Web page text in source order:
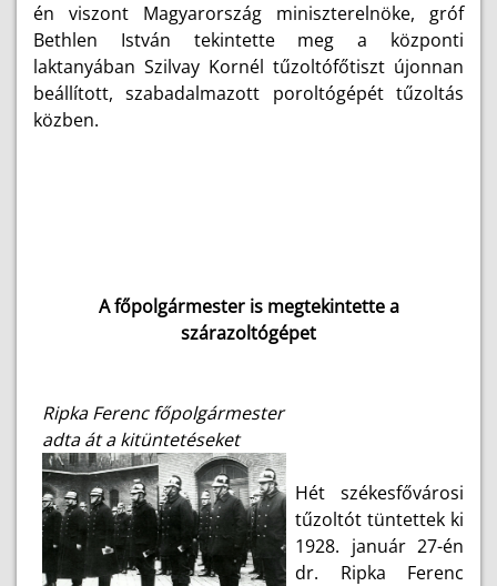
én viszont Magyarország miniszterelnöke, gróf
Bethlen István tekintette meg a központi
laktanyában Szilvay Kornél tűzoltófőtiszt újonnan
beállított, szabadalmazott poroltógépét tűzoltás
közben.
A főpolgármester is megtekintette a
szárazoltógépet
Ripka Ferenc főpolgármester
adta át a kitüntetéseket
Hét székesfővárosi
tűzoltót tüntettek ki
1928. január 27-én
dr. Ripka Ferenc